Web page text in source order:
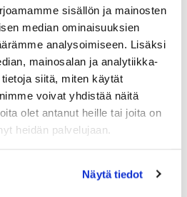
sisällön ja mainosten
median ominaisuuksien
analysoimiseen. Lisäksi
mainosalan ja analytiikka-
siitä, miten käytät
voivat yhdistää näitä
olet antanut heille tai joita on
heidän palvelujaan.
Näytä tiedot
Rekisteröidy
uutiskirjeen
ja
käsittelyn (*)